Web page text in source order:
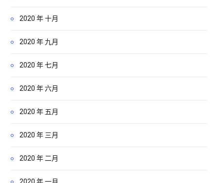
2020 年 十月
2020 年 九月
2020 年 七月
2020 年 六月
2020 年 五月
2020 年 三月
2020 年 二月